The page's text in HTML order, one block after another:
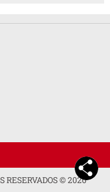
RESERVADOS ©2026